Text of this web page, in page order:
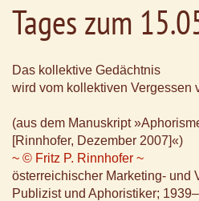
Tages zum
Das kollektive Gedächtnis
wird vom kollektiven Vergessen
(aus dem Manuskript
[Rinnhofer, Dezember 2007]«)
~ © Fritz P. Rinnhofer ~
österreichischer Marketing- und
Publizist und Aphoristiker;